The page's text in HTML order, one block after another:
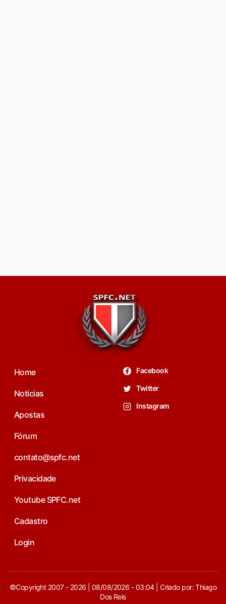
Home
Noticias
Apostas
Fórum
contato@spfc.net
Privacidade
Youtube SPFC.net
Cadastro
Login
Facebook
Twitter
Instagram
©Copyright 2007 - 2026 | 08/08/2026 - 03:04 | Criado por: Thiago
Dos Reis